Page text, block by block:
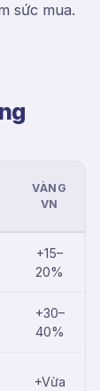
sức mua.
VÀNG
VN
+15–
20%
+30–
40%
+Vừa